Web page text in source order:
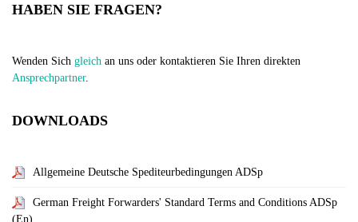
HABEN SIE FRAGEN?
Wenden Sich gleich an uns oder kontaktieren Sie Ihren direkten
Ansprechpartner.
DOWNLOADS
Allgemeine Deutsche Spediteurbedingungen ADSp
German Freight Forwarders' Standard Terms and Conditions ADSp
(En)